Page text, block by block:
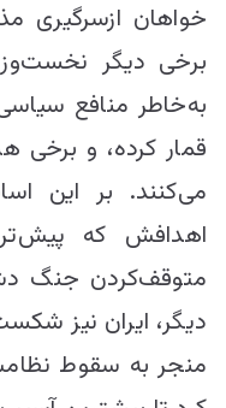
خواهان ازسرگیری
برخی دیگر
به‌خاطر منافع
قمار کرده، و برخی
می‌کنند. بر این
اهدافش که
متوقف‌کردن جنگ
دیگر، ایران نیز
منجر به سقوط